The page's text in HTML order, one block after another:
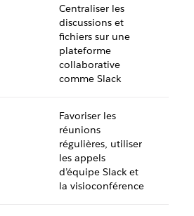
Centraliser les
discussions et
fichiers sur une
plateforme
collaborative
comme Slack
Favoriser les
réunions
régulières, utiliser
les appels
d’équipe Slack et
la visioconférence